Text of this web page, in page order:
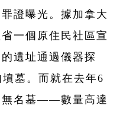
證曝光。據加拿大
一個原住民社區宣
遺址通過儀器探
墓。而就在去年6
無名墓——數量高達